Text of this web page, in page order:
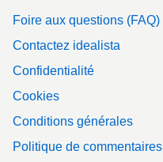
Foire aux questions (FAQ)
Contactez idealista
Confidentialité
Cookies
Conditions générales
Politique de commentaires